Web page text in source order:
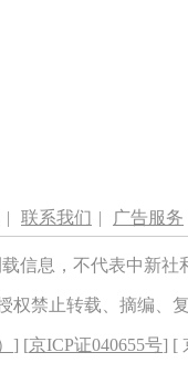
| 联系我们 | 广告服务
信息，不代表中新
权禁止转载、摘编、
] [京ICP证040655号] [